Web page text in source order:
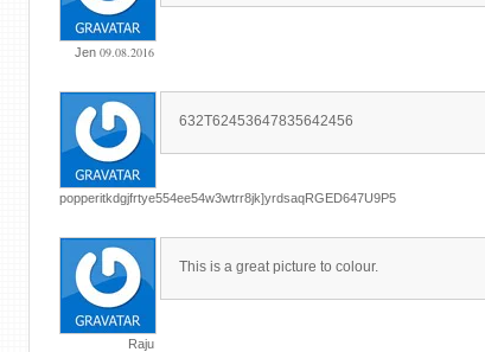
Jen 09.08.2016
popperitkdgjfrtye554ee54w3wtrr8jk]yrdsaqRGED647U9P5
632T62453647835642456
Raju
This is a great picture to colour.